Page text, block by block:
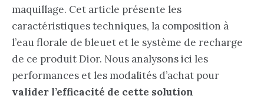
maquillage. Cet article présente les
caractéristiques techniques, la composition à
l’eau florale de bleuet et le système de recharge
de ce produit Dior. Nous analysons ici les
performances et les modalités d’achat pour
valider l’efficacité de cette solution